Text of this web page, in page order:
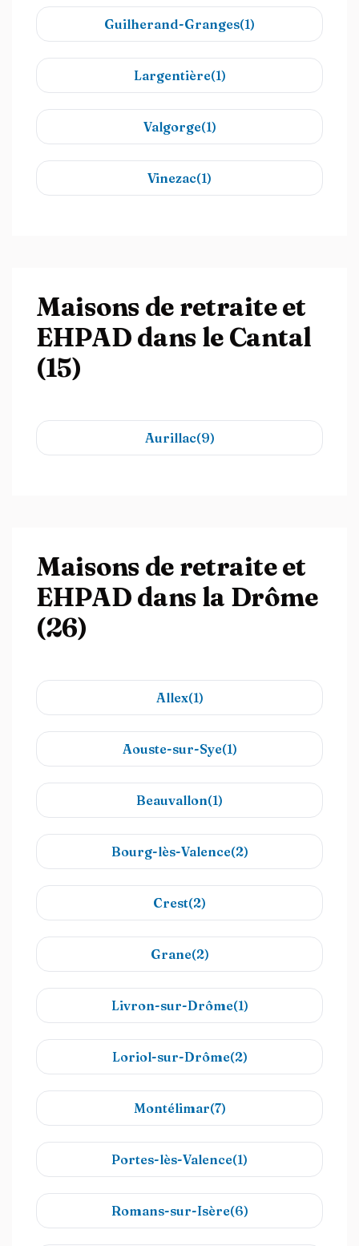
Guilherand-Granges(1)
Largentière(1)
Valgorge(1)
Vinezac(1)
Maisons de retraite et
EHPAD dans le Cantal
(15)
Aurillac(9)
Maisons de retraite et
EHPAD dans la Drôme
(26)
Allex(1)
Aouste-sur-Sye(1)
Beauvallon(1)
Bourg-lès-Valence(2)
Crest(2)
Grane(2)
Livron-sur-Drôme(1)
Loriol-sur-Drôme(2)
Montélimar(7)
Portes-lès-Valence(1)
Romans-sur-Isère(6)